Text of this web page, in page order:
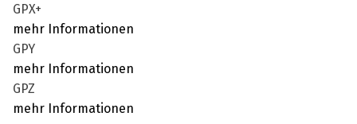
GPX+
mehr Informationen
GPY
mehr Informationen
GPZ
mehr Informationen